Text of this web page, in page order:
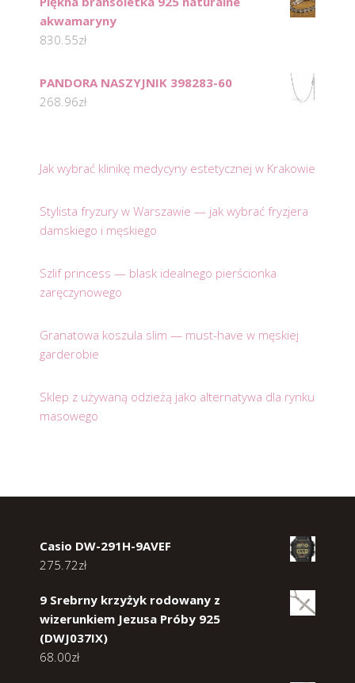
akwamaryny
830.55zł
PANDORA NASZYJNIK 398283-60
268.96zł
Jak wybrać klinikę medycyny estetycznej w Krakowie
Stylista fryzury w Warszawie — jak wybrać fryzjera
damskiego i męskiego
Szlif princess — blask idealnego pierścionka
zaręczynowego
Granatowa koszula slim — must-have w męskiej
garderobie
Sklep z używaną odzieżą jako alternatywa dla rynku
masowego
Casio DW-291H-9AVEF
275.72zł
9 Srebrny krzyżyk rodowany z
wizerunkiem Jezusa Próby 925
(DWJ037IX)
68.00zł